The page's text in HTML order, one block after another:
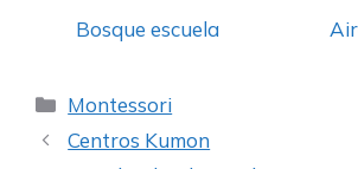
Bosque escuela
Categorías
Montessori
Centros Kumon